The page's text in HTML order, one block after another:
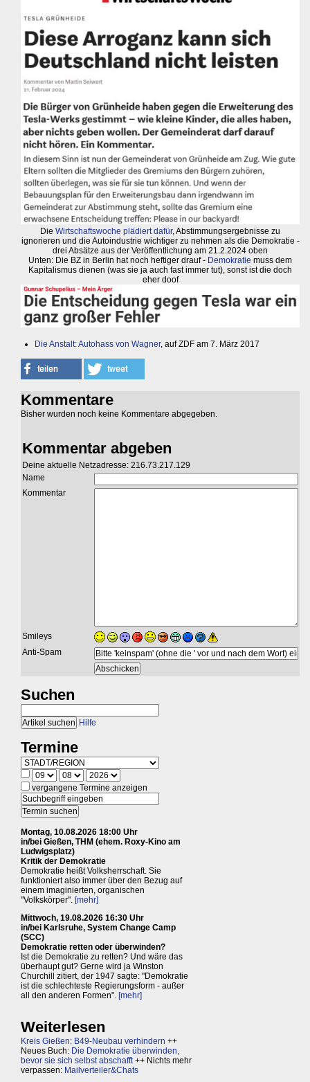
DieWirtschaftswoche plädiert dafür, Abstimmungsergebnisse zu
ignorieren und die Autoindustrie wichtiger zu nehmen als die Demokratie -
drei Absätze aus der Veröffentlichung am 21.2.2024 oben
Unten: Die BZ in Berlin hat noch heftiger drauf - Demokratie muss dem
Kapitalismus dienen (was sie ja auch fast immer tut), sonst ist die doch
eher doof
Die Anstalt: Autohass von Wagner, auf ZDF am 7. März 2017
Kommentare
Bisher wurden noch keine Kommentare abgegeben.
Kommentar abgeben
Deine aktuelle Netzadresse: 216.73.217.129
Name
Kommentar
Smileys
Anti-Spam
Suchen
Hilfe
Termine
vergangene Termine anzeigen
Montag, 10.08.2026 18:00 Uhr
in/bei Gießen, THM (ehem. Roxy-Kino am
Ludwigsplatz)
Kritik der Demokratie
Demokratie heißt Volksherrschaft. Sie
funktioniert also immer über den Bezug auf
einem imaginierten, organischen
"Volkskörper". [mehr]
Mittwoch, 19.08.2026 16:30 Uhr
in/bei Karlsruhe, System Change Camp
(SCC)
Demokratie retten oder überwinden?
Ist die Demokratie zu retten? Und wäre das
überhaupt gut? Gerne wird ja Winston
Churchill zitiert, der 1947 sagte: "Demokratie
ist die schlechteste Regierungsform - außer
all den anderen Formen". [mehr]
Weiterlesen
Kreis Gießen: B49-Neubau verhindern ++
Neues Buch: Die Demokratie überwinden,
bevor sie sich selbst abschafft++ Nichts mehr
verpassen: Mailverteiler&Chats